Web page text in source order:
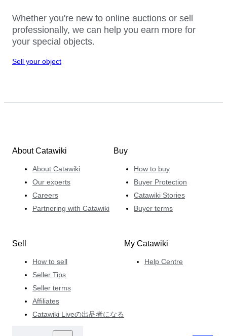
Whether you're new to online auctions or sell
professionally, we can help you earn more for
your special objects.
Sell your object
About Catawiki
About Catawiki
Our experts
Careers
Partnering with Catawiki
Buy
How to buy
Buyer Protection
Catawiki Stories
Buyer terms
Sell
How to sell
Seller Tips
Seller terms
Affiliates
Catawiki Liveの出品者になる
My Catawiki
Help Centre